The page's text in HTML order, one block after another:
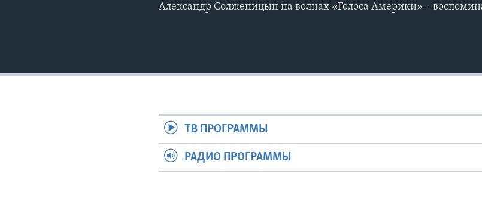
Александр Солженицын на волнах «Голоса Америки» –
ТВ ПРОГРАММЫ
РАДИО ПРОГРАММЫ